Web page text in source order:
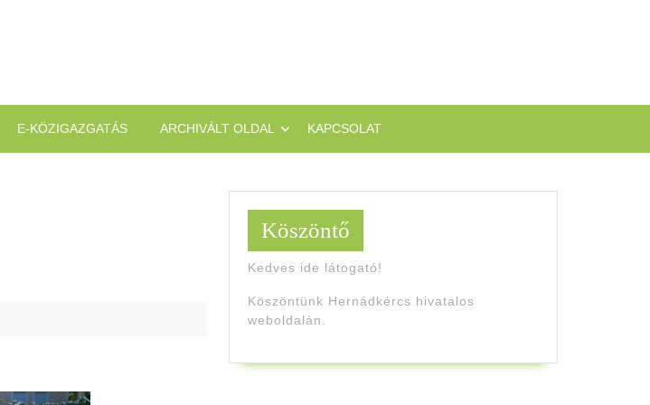
E-KÖZIGAZGATÁS ARCHIVÁLT OLDAL KAPCSOLAT
Köszöntő
Kedves ide látogató!
Köszöntünk Hernádkércs hivatalos
weboldalán.